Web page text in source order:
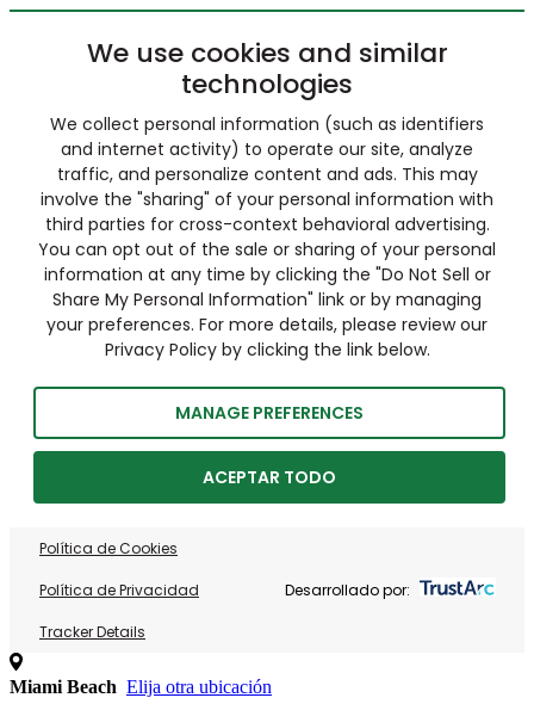
We use cookies and similar
technologies
We collect personal information (such as identifiers
and internet activity) to operate our site, analyze
traffic, and personalize content and ads. This may
involve the "sharing" of your personal information with
third parties for cross-context behavioral advertising.
You can opt out of the sale or sharing of your personal
information at any time by clicking the "Do Not Sell or
Share My Personal Information" link or by managing
your preferences. For more details, please review our
Privacy Policy by clicking the link below.
MANAGE PREFERENCES
ACEPTAR TODO
Política de Cookies
Política de Privacidad
Tracker Details
Desarrollado por:
Miami Beach Elija otra ubicación